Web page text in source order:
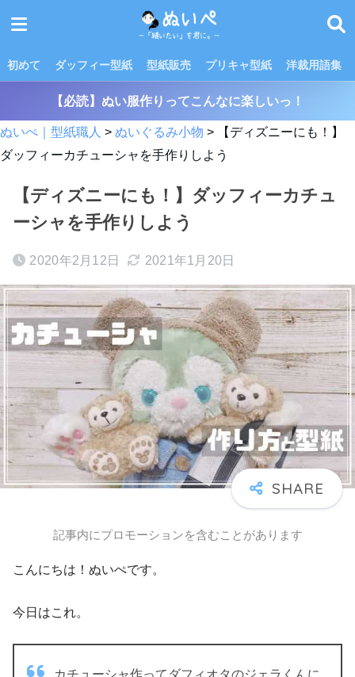
初めて ダッフィー型紙 型紙販売 プリキャ型紙 洋裁用語集
【必読】ぬい服作りってこんなに楽しいっ！
ぬいぺ｜型紙職人 > ぬいぐるみ小物 >
【ディズニーにも！】
ダッフィーカチューシャを手作りしよう
【ディズニーにも！】ダッフィーカチュ
ーシャを手作りしよう
2020年2月12日 2021年1月20日
記事内にプロモーションを含むことがあります
こんにちは！ぬいぺです。
今日はこれ。
カチューシャ作ってダフィオタのジェラくんに